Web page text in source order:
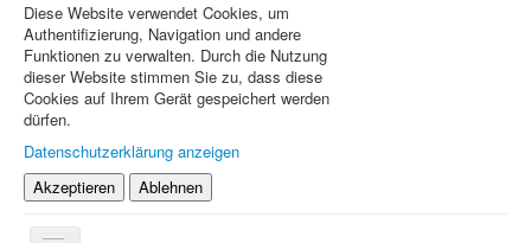
Diese Website verwendet Cookies, um
Authentifizierung, Navigation und andere
Funktionen zu verwalten. Durch die Nutzung
dieser Website stimmen Sie zu, dass diese
Cookies auf Ihrem Gerät gespeichert werden
dürfen.
Datenschutzerklärung anzeigen
Akzeptieren
Ablehnen